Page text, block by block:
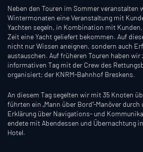
Neben den Touren im Sommer veranstalten
Wintermonaten eine Veranstaltung mit
Yachten segeln, in Kombination mit
Zeit eine Yacht geliefert bekommen. Auf
nicht nur Wissen aneignen, sondern auch
austauschen. Auf früheren Touren haben wir
informativen Tag mit der Crew des
organisiert; der KNRM-Bahnhof Breskens.
An diesem Tag segelten wir mit 35 Knoten
führten ein „Mann über Bord“-Manöver
Erklärung über Navigations- und
endete mit Abendessen und Übernachtung
Hotel.